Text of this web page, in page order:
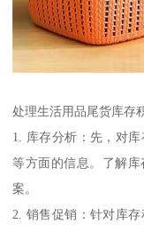
处理生活用品尾货库存
1. 库存分析：先，对
等方面的信息。了解
案。
2. 销售促销：针对库